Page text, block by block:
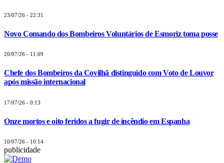
23/07/26 - 22:31
Novo Comando dos Bombeiros Voluntários de Esmoriz toma posse
20/07/26 - 11:09
Chefe dos Bombeiros da Covilhã distinguido com Voto de Louvor
após missão internacional
17/07/26 - 0:13
Onze mortos e oito feridos a fugir de incêndio em Espanha
10/07/26 - 10:14
publicidade